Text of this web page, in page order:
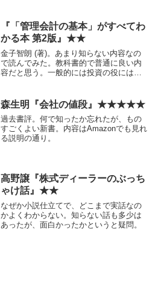
れば、とりあえず十分な気もするけど。
『「管理会計の基本」がすべてわ
かる本 第2版』★★
金子智朗 (著)。あまり知らない内容なの
で読んでみた。教科書的で普通に良い内
容だと思う。一般的には投資の役にはそ
いが。
森生明『会社の値段』★★★★★
過去書評。何で知ったか忘れたが、もの
すごくよい新書。内容はAmazonでも見れ
る説明の通り。
高野譲『株式ディーラーのぶっち
ゃけ話』★★
なぜか小説仕立てで、どこまで実話なの
かよくわからない。知らない話も多少は
あったが、面白かったかというと疑問。